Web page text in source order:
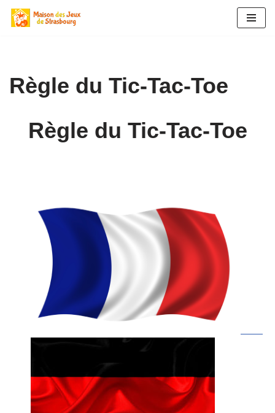
Règle du Tic-Tac-Toe
Règle du Tic-Tac-Toe